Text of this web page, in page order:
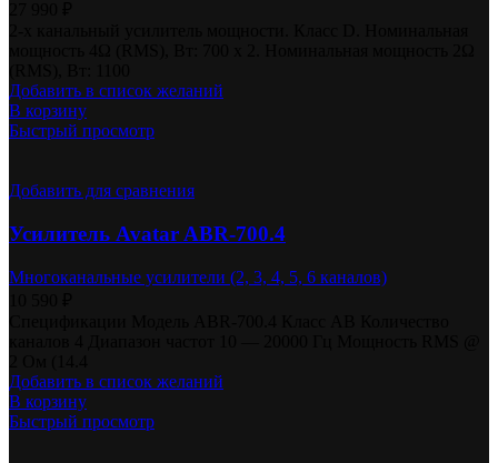
Добавить в список желаний
В корзину
Быстрый просмотр
Добавить для сравнения
Усилитель Avatar ABR-700.4
Многоканальные усилители (2, 3, 4, 5, 6 каналов)
Добавить в список желаний
В корзину
Быстрый просмотр